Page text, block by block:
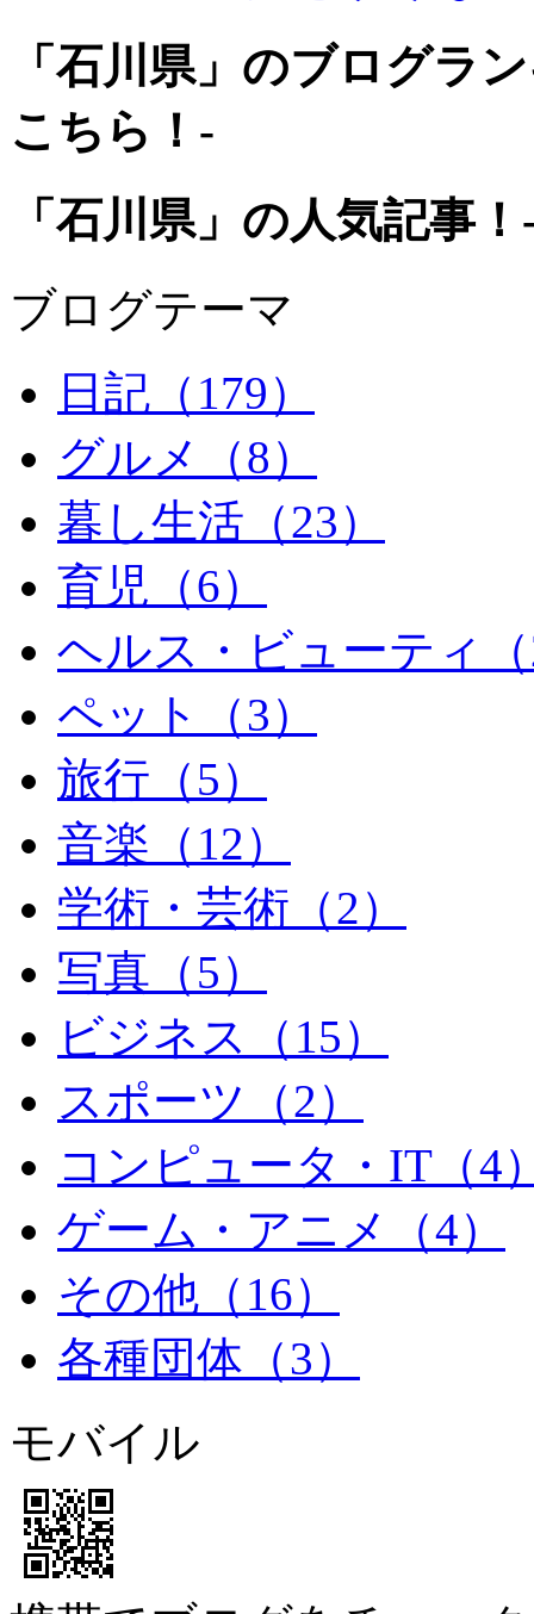
「石川県」のブログラ
こちら！-
「石川県」の人気記事！
ブログテーマ
日記 （179）
グルメ
（8）
暮し生活 （23）
育児 （6）
ヘルス・ビューティ
ペット
（3）
旅行 （5）
音楽 （12）
学術・芸術 （2）
写真 （5）
ビジネス
（15）
スポーツ
（2）
コンピュータ・IT （4
ゲーム・アニメ
（4）
その他 （16）
各種団体 （3）
モバイル